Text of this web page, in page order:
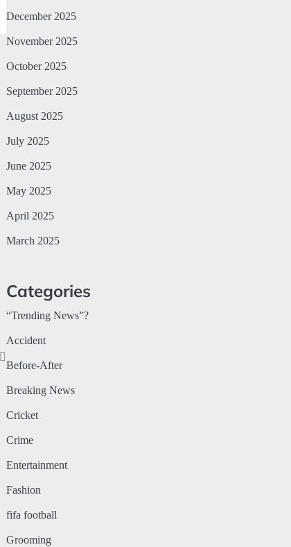
December 2025
November 2025
October 2025
September 2025
August 2025
July 2025
June 2025
May 2025
April 2025
March 2025
Categories
“Trending News”?
Accident
Before-After
Breaking News
Cricket
Crime
Entertainment
Fashion
fifa football
Grooming